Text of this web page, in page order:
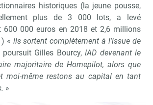
historiques (la jeune pousse,
plus de 3 000 lots, a levé
600 000 euros en 2018 et 2,6 millions
« ils sortent complètement à l’issue de
poursuit Gilles Bourcy,IAD devenant le
majoritaire de Homepilot, alors que
moi-même restons au capital en tant
»